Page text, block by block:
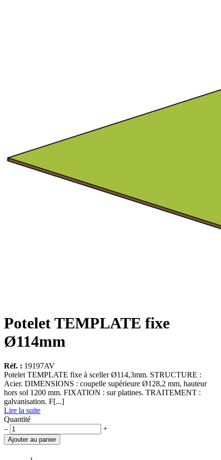
Potelet TEMPLATE fixe
Ø114mm
Réf. : 19197AV
Potelet TEMPLATE fixe à sceller Ø114,3mm. STRUCTURE :
Acier. DIMENSIONS : coupelle supérieure Ø128,2 mm, hauteur
hors sol 1200 mm. FIXATION : sur platines. TRAITEMENT :
galvanisation. F[...]
Lire la suite
Quantité
quantité
de
Potelet
– +
Ajouter au panier